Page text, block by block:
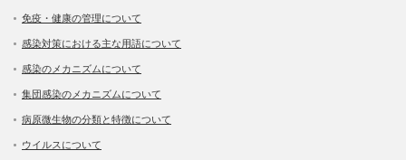
免疫・健康の管理について
感染対策における主な用語について
感染のメカニズムについて
集団感染のメカニズムについて
病原微生物の分類と特徴について
ウイルスについて